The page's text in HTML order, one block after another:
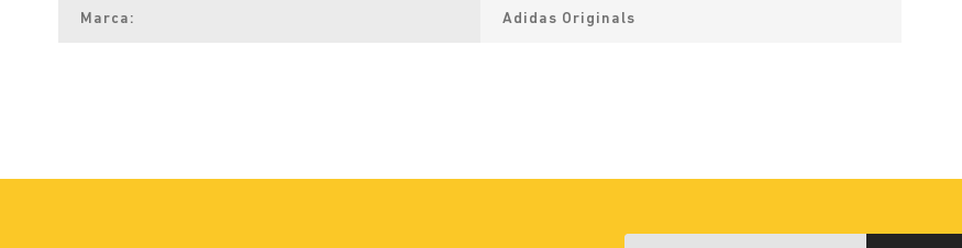
Marca Adidas Originals